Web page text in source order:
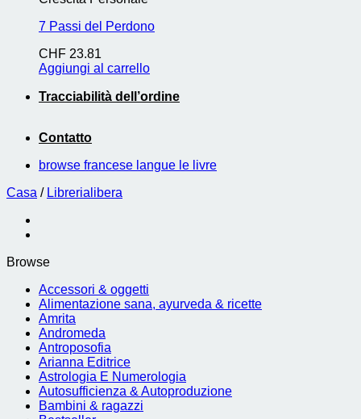
7 Passi del Perdono
CHF 23.81
Aggiungi al carrello
Tracciabilità dell’ordine
Contatto
browse francese langue le livre
Casa / Librerialibera
Browse
Accessori & oggetti
Alimentazione sana, ayurveda & ricette
Amrita
Andromeda
Antroposofia
Arianna Editrice
Astrologia E Numerologia
Autosufficienza & Autoproduzione
Bambini & ragazzi